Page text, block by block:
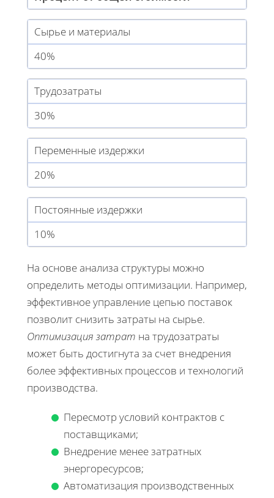
Сырье и материалы
40%
Трудозатраты
30%
Переменные издержки
20%
Постоянные издержки
10%
На основе анализа структуры можно
определить методы оптимизации. Например,
эффективное управление цепью поставок
позволит снизить затраты на сырье.
Оптимизация затрат на трудозатраты
может быть достигнута за счет внедрения
более эффективных процессов и технологий
производства.
Пересмотр условий контрактов с
поставщиками;
Внедрение менее затратных
энергоресурсов;
Автоматизация производственных